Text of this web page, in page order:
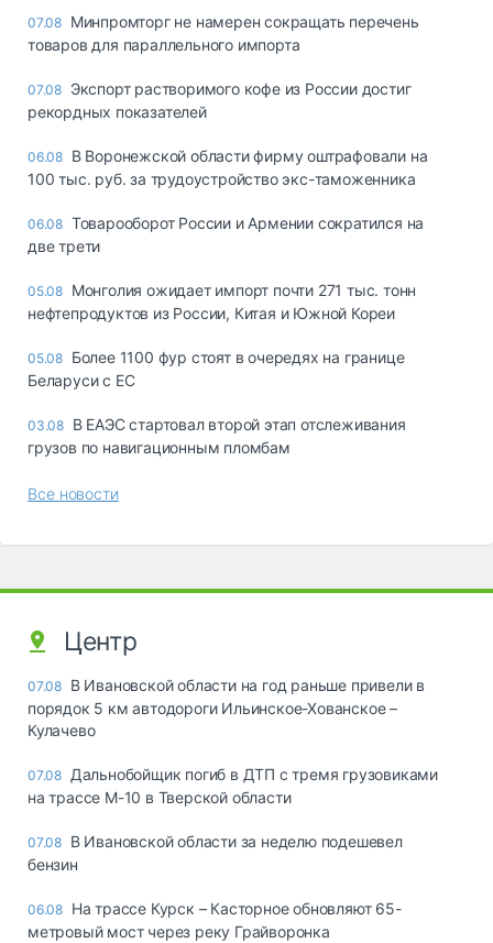
07.08 Минпромторг не намерен сокращать перечень
товаров для параллельного импорта
07.08 Экспорт растворимого кофе из России достиг
рекордных показателей
06.08 В Воронежской области фирму оштрафовали на
100 тыс. руб. за трудоустройство экс-таможенника
06.08 Товарооборот России и Армении сократился на
две трети
05.08 Монголия ожидает импорт почти 271 тыс. тонн
нефтепродуктов из России, Китая и Южной Кореи
05.08 Более 1100 фур стоят в очередях на границе
Беларуси с ЕС
03.08 В ЕАЭС стартовал второй этап отслеживания
грузов по навигационным пломбам
Все новости
Центр
07.08 В Ивановской области на год раньше привели в
порядок 5 км автодороги Ильинское-Хованское –
Кулачево
07.08 Дальнобойщик погиб в ДТП с тремя грузовиками
на трассе М-10 в Тверской области
07.08 В Ивановской области за неделю подешевел
бензин
06.08 На трассе Курск – Касторное обновляют 65-
метровый мост через реку Грайворонка